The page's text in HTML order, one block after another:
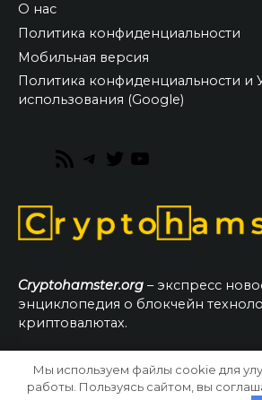
О нас
Политика конфиденциальности
Мобильная версия
Политика конфиденциальности и
использования (Google)
RSS
Telegram
Twitter
Cryptohamster.org – экспресс
энциклопедия о блокчейн
криптовалютах.
© 2026 CryptoHamster.org
Мы используем файлы cookie для
работы. Пользуясь сайтом, вы